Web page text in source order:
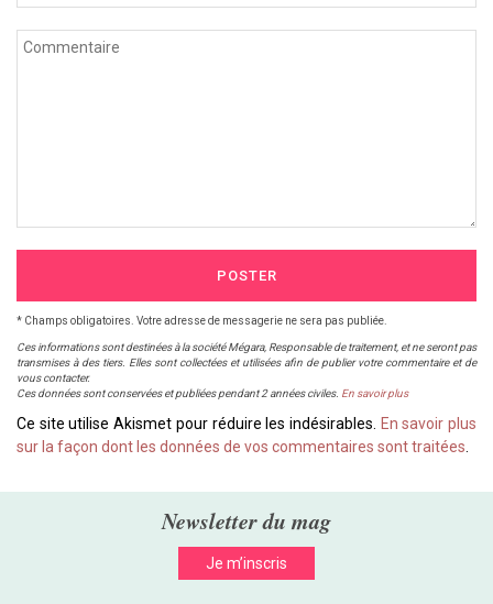
POSTER
* Champs obligatoires. Votre adresse de messagerie ne sera pas publiée.
Ces informations sont destinées à la société Mégara, Responsable de traitement, et ne seront pas
transmises à des tiers. Elles sont collectées et utilisées afin de publier votre commentaire et de
vous contacter.
Ces données sont conservées et publiées pendant 2 années civiles. En savoir plus
Ce site utilise Akismet pour réduire les indésirables.
En savoir plus
sur la façon dont les données de vos commentaires sont traitées
Newsletter du mag
Je m’inscris